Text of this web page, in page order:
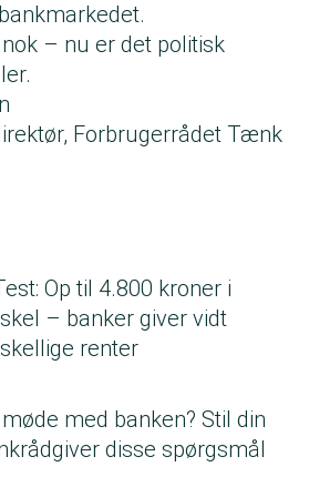
– nu er det politisk
Forbrugerrådet Tænk
Op til 4.800 kroner i
– banker giver vidt
renter
med banken? Stil din
disse spørgsmål